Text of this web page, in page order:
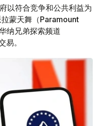
以符合竞争和公共利益为
蒙天舞（Paramount
纳兄弟探索频道
易。